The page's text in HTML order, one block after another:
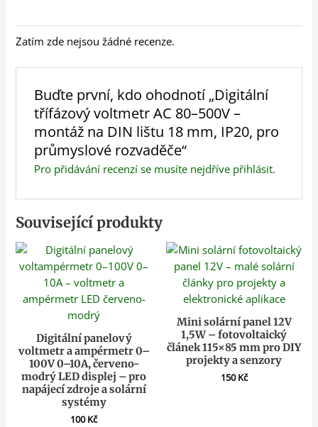
Zatím zde nejsou žádné recenze.
Buďte první, kdo ohodnotí „Digitální
třífázový voltmetr AC 80–500V –
montáž na DIN lištu 18 mm, IP20, pro
průmyslové rozvaděče“
Pro přidávání recenzí se musíte nejdříve přihlásit.
Související produkty
Digitální panelový
voltmetr a ampérmetr 0–
100V 0–10A, červeno-
modrý LED displej – pro
napájecí zdroje a solární
systémy
100Kč
Mini solární panel 12V
1,5W – fotovoltaický
článek 115×85 mm pro DIY
projekty a senzory
150Kč